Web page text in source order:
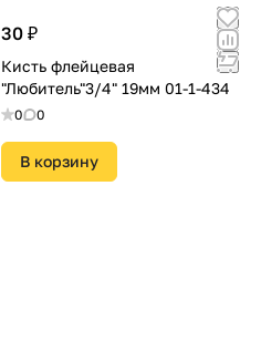
30 ₽
Кисть флейцевая
"Любитель"3/4" 19мм 01-1-434
0 0
В корзину